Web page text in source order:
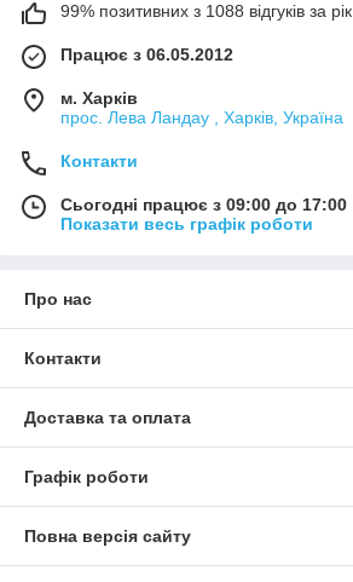
99% позитивних з 1088 відгуків за рік
Працює з 06.05.2012
м. Харків
прос. Лева Ландау , Харків, Україна
Контакти
Сьогодні працює з 09:00 до 17:00
Показати весь графік роботи
Про нас
Контакти
Доставка та оплата
Графік роботи
Повна версія сайту